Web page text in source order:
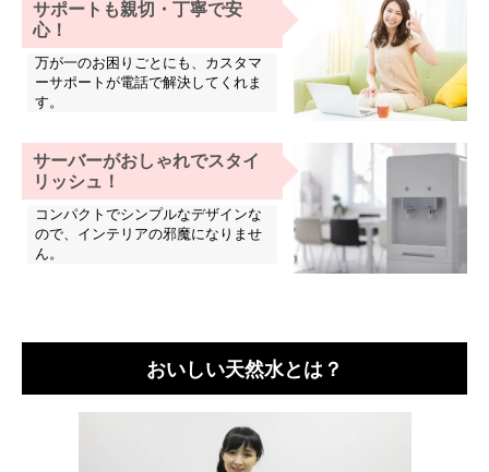
サポートも親切・丁寧で安
心！
万が一のお困りごとにも、カスタマ
ーサポートが電話で解決してくれま
す。
サーバーがおしゃれでスタイ
リッシュ！
コンパクトでシンプルなデザインな
ので、インテリアの邪魔になりませ
ん。
おいしい天然水とは？